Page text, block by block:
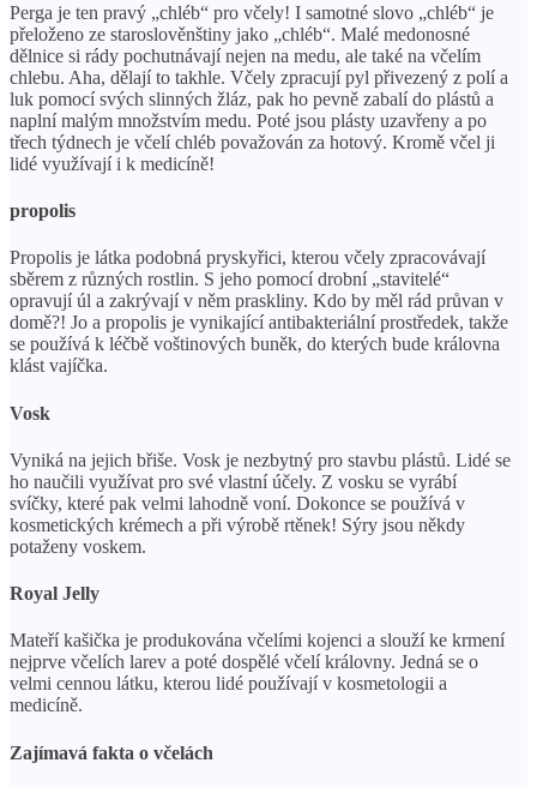
Perga je ten pravý „chléb“ pro včely! I samotné slovo „chléb“ je
přeloženo ze staroslověnštiny jako „chléb“. Malé medonosné
dělnice si rády pochutnávají nejen na medu, ale také na včelím
chlebu. Aha, dělají to takhle. Včely zpracují pyl přivezený z polí a
luk pomocí svých slinných žláz, pak ho pevně zabalí do plástů a
naplní malým množstvím medu. Poté jsou plásty uzavřeny a po
třech týdnech je včelí chléb považován za hotový. Kromě včel ji
lidé využívají i k medicíně!
propolis
Propolis je látka podobná pryskyřici, kterou včely zpracovávají
sběrem z různých rostlin. S jeho pomocí drobní „stavitelé“
opravují úl a zakrývají v něm praskliny. Kdo by měl rád průvan v
domě?! Jo a propolis je vynikající antibakteriální prostředek, takže
se používá k léčbě voštinových buněk, do kterých bude královna
klást vajíčka.
Vosk
Vyniká na jejich břiše. Vosk je nezbytný pro stavbu plástů. Lidé se
ho naučili využívat pro své vlastní účely. Z vosku se vyrábí
svíčky, které pak velmi lahodně voní. Dokonce se používá v
kosmetických krémech a při výrobě rtěnek! Sýry jsou někdy
potaženy voskem.
Royal Jelly
Mateří kašička je produkována včelími kojenci a slouží ke krmení
nejprve včelích larev a poté dospělé včelí královny. Jedná se o
velmi cennou látku, kterou lidé používají v kosmetologii a
medicíně.
Zajímavá fakta o včelách